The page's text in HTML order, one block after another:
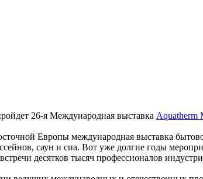
26-я Международная выставка Aquatherm
Европы международная выставка
саун и спа. Вот уже долгие годы
десятков тысяч профессионалов